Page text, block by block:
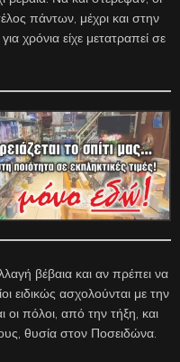
πάντων, μέχρι και στην
χρόνια είχε μετατραπεί σε
βέβαια και αν πρέπει να
ειδικώς ασχολούνται με την
οι πόλοι, από την τήξη, και
θυσία στον Ποσειδώνα.